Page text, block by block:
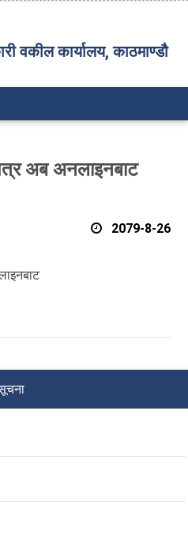
वकील कार्यालय, काठमाण्डौ
अब अनलाइनबाट
2079-8-26